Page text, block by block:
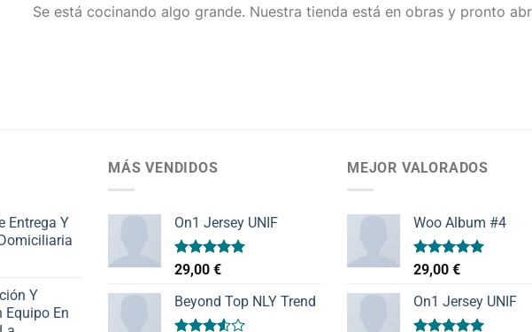
Se está cocinando algo grande. Nuestra tienda está en obras y pronto
Entrega Y
Y
Equipo En
MÁS VENDIDOS
On1 Jersey UNIF
Valorado
con
de 5
29,00 €
Beyond Top NLY Trend
MEJOR VALORADOS
Woo Album #4
Valorado
con
de 5
29,00 €
On1 Jersey UNIF